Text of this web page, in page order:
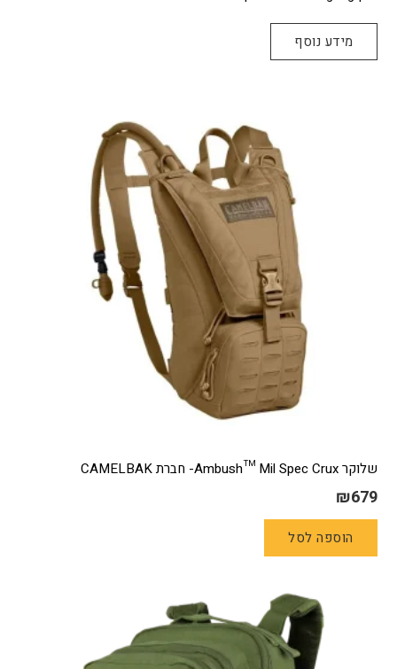
מידע נוסף
שלוקר Ambush™ Mil Spec Crux- חברת CAMELBAK
₪679
הוספה לסל